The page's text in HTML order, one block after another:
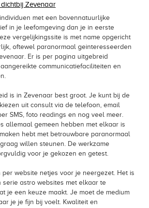
Zevenaar
met een bovennatuurlijke
in je leefomgeving dan je in eerste
vergelijkingssite is met name opgericht
oftewel paranormaal geinteresseerden
Er is per pagina uitgebreid
communicatiefaciliteiten en
is in Zevenaar best groot. Je kunt bij de
uit consult via de telefoon, email
SMS, foto readings en nog veel meer.
allemaal gemeen hebben met elkaar is
hebt met betrouwbare paranormaal
willen steunen. De werkzame
voor je gekozen en getest.
per website netjes voor je neergezet. Het is
serie astro websites met elkaar te
je een keuze maakt. Je moet de medium
je je fijn bij voelt. Kwaliteit en